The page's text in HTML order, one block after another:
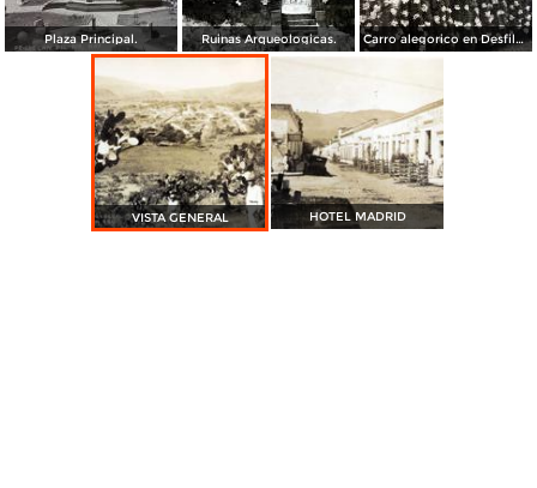
Plaza Principal. Ruinas Arqueologicas. Carro alegorico en Desfile de Carnaval.
VISTA GENERAL HOTEL MADRID